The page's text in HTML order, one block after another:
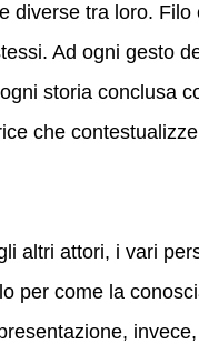
diverse tra loro.
Ad ogni gesto
storia conclusa
che
altri attori, i vari
per come la